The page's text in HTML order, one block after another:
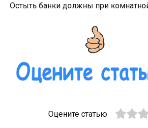
Остыть банки должны при
Оцените статью